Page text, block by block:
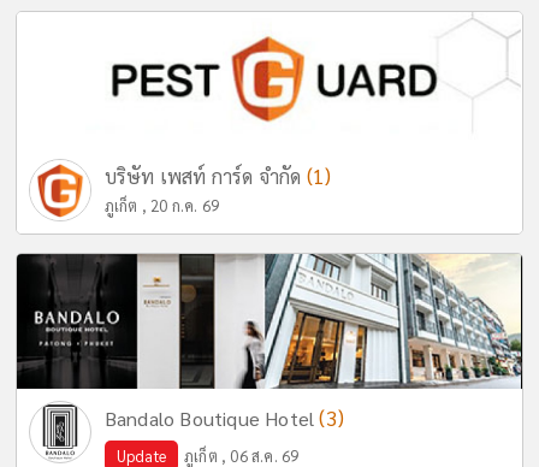
บริษัท เพสท์ การ์ด จำกัด (1)
ภูเก็ต , 20 ก.ค. 69
Bandalo Boutique Hotel(3)
Update ภูเก็ต , 06 ส.ค. 69